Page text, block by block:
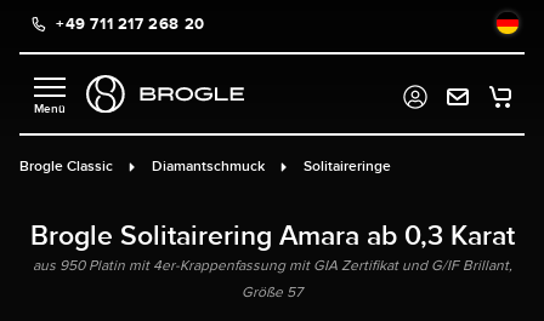
springen
+49 711 217 268 20
Brogle Classic Diamantschmuck Solitaireringe
Brogle Solitairering Amara ab 0,3 Karat
aus 950 Platin mit 4er-Krappenfassung mit GIA Zertifikat und G/IF Brillant,
Größe 57